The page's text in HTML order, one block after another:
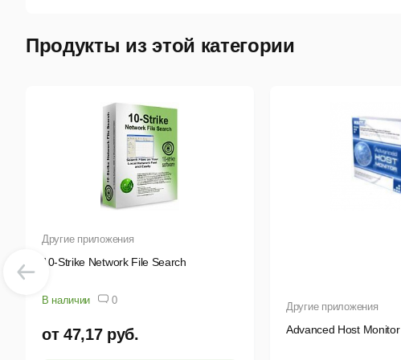
Продукты из этой категории
Другие приложения
10-Strike Network File Search
В наличии 0
от 47,17 руб.
Другие приложения
Advanced Host Monitor